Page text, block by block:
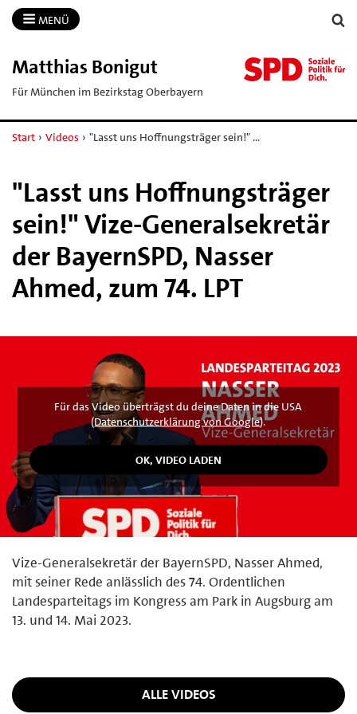
MENÜ
Matthias Bonigut
Für München im Bezirkstag Oberbayern
Start › Videos › "Lasst uns Hoffnungsträger sein!" …
"Lasst uns Hoffnungsträger
sein!" Vize-Generalsekretär
der BayernSPD, Nasser
Ahmed, zum 74. LPT
Für das Video überträgst du deine Daten in die USA
(Datenschutzerklärung von Google).
Vize-Generalsekretär der BayernSPD, Nasser Ahmed,
mit seiner Rede anlässlich des 74. Ordentlichen
Landesparteitags im Kongress am Park in Augsburg am
13. und 14. Mai 2023.
ALLE VIDEOS